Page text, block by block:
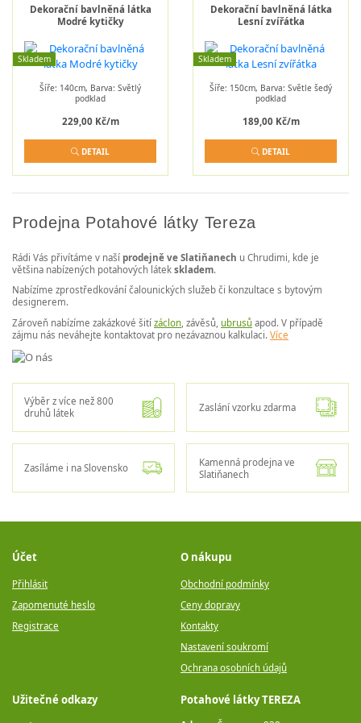
Dekorační bavlněná látka
Modré kytičky
Skladem
Šíře: 140cm, Barva: Světlý
podklad
229,00 Kč/m
DETAIL
Dekorační bavlněná látka
Lesní zvířátka
Skladem
Šíře: 150cm, Barva: Světle šedý
podklad
189,00 Kč/m
DETAIL
Prodejna Potahové látky Tereza
Rádi Vás přivítáme v naší prodejně ve Slatiňanech u Chrudimi, kde je
většina nabízených potahových látek skladem.
Nabízíme zprostředkování čalounických služeb či konzultace s bytovým
designerem.
Zároveň nabízíme zakázkové šití záclon, závěsů, ubrusů apod. V případě
zájmu nás neváhejte kontaktovat pro nezávaznou kalkulaci. Více
Výběr z více než 800
druhů látek
Zaslání vzorku zdarma
Zasíláme i na Slovensko
Kamenná prodejna ve
Slatiňanech
Potahové látky TEREZA
Účet
Přihlásit
Zapomenuté heslo
Registrace
O nákupu
Obchodní podmínky
Ceny dopravy
Kontakty
Nastavení soukromí
Ochrana osobních údajů
Užitečné odkazy